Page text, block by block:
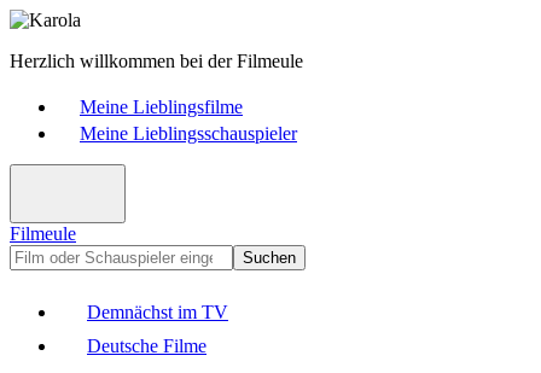
Herzlich willkommen bei der Filmeule
Meine Lieblingsfilme
Meine Lieblingsschauspieler
Filmeule
Suchen
Demnächst im TV
Deutsche Filme